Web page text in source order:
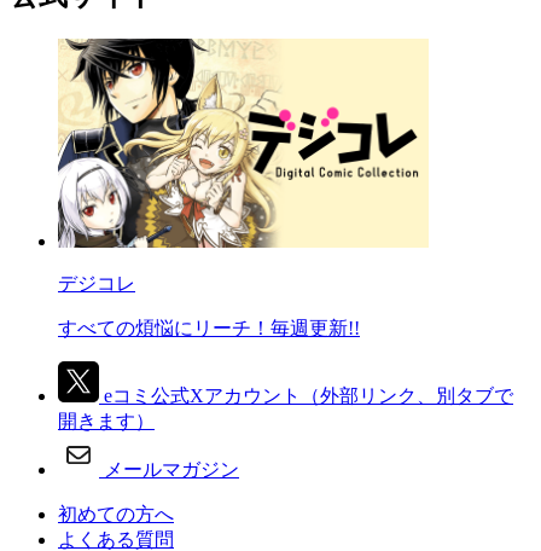
デジコレ
すべての煩悩にリーチ！毎週更新!!
eコミ公式Xアカウント
（外部リンク、別タブで
開きます）
メールマガジン
初めての方へ
よくある質問